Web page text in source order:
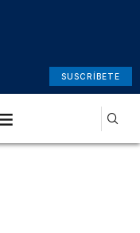
SUSCRÍBETE